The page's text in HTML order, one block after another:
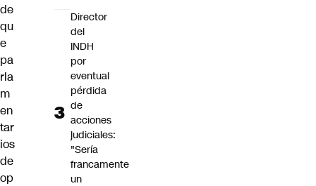
de
qu
e
pa
rla
m
en
tar
ios
de
op
Director
del
INDH
por
eventual
pérdida
de
acciones
judiciales:
"Sería
francamente
un